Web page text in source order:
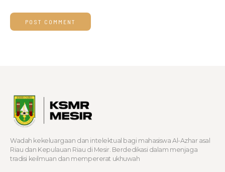
Wadah kekeluargaan dan intelektual bagi mahasiswa Al-Azhar asal
Riau dan Kepulauan Riau di Mesir. Berdedikasi dalam menjaga
tradisi keilmuan dan mempererat ukhuwah